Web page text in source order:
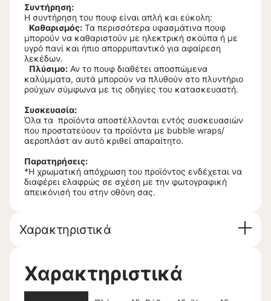
Συντήρηση:
Η συντήρηση του πουφ είναι απλή και εύκολη:
Καθαρισμός: Τα περισσότερα υφασμάτινα πουφ
μπορούν να καθαριστούν με ηλεκτρική σκούπα ή με
υγρό πανί και ήπιο απορρυπαντικό για αφαίρεση
λεκέδων.
Πλύσιμο: Αν το πουφ διαθέτει αποσπώμενα
καλύμματα, αυτά μπορούν να πλυθούν στο πλυντήριο
ρούχων σύμφωνα με τις οδηγίες του κατασκευαστή.
Συσκευασία:
Όλα τα προϊόντα αποστέλλονται εντός συσκευασιών
που προστατεύουν τα προϊόντα με bubble wraps/
αεροπλάστ αν αυτό κριθεί απαραίτητο.
Παρατηρήσεις:
*Η χρωματική απόχρωση του προϊόντος ενδέχεται να
διαφέρει ελαφρώς σε σχέση με την φωτογραφική
απεικόνισή του στην οθόνη σας.
Χαρακτηριστικά
Χαρακτηριστικά